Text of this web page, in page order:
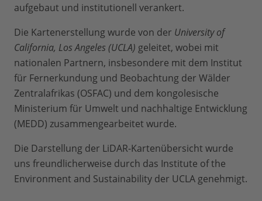
aufgebaut und institutionell verankert.
Die Kartenerstellung wurde von der University of
California, Los Angeles (UCLA) geleitet, wobei mit
nationalen Partnern, insbesondere mit dem Institut
für Fernerkundung und Beobachtung der Wälder
Zentralafrikas (OSFAC) und dem kongolesische
Ministerium für Umwelt und nachhaltige Entwicklung
(MEDD) zusammengearbeitet wurde.
Die Darstellung der LiDAR-Kartenübersicht wurde
uns freundlicherweise durch das Institute of the
Environment and Sustainability der UCLA genehmigt.